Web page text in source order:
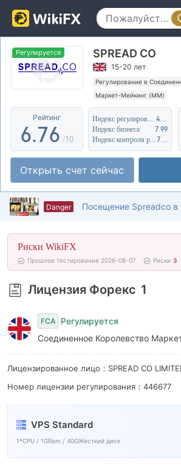
Регулируется SPREAD CO
15-20 лет
Регулирование в
Маркет-Мейкинг (MM)
Регион деятельности
Высокие потенциальные
Рейтинг
1
2
3
5
6
7
8
9
.
2
3
4
6
7
8
9
1
2
3
5
6
7
8
9
/10
Индекс бизнеса
7.99
Открыть счет сейчас
Danger
Риски WikiFX
Прошлое тестирование 2026-08-07 Риски 3
Лицензия Форекс 1
FCA
Регулируется
Соединенное Королевство
Лицензированное лицо：SPREAD CO
Номер лицензии регулирования：446677
VPS Standard
1*CPU / 1GRam / 40GЖесткий диск